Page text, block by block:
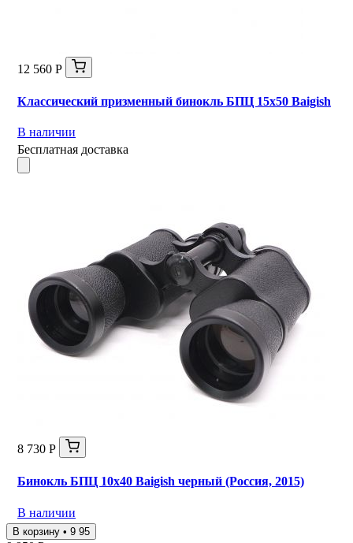
12 560 Р
Классический призменный бинокль БПЦ 15х50 Baigish
В наличии
Бесплатная доставка
8 730 Р
Бинокль БПЦ 10х40 Baigish черный (Россия, 2015)
В наличии
В корзину • 9 95